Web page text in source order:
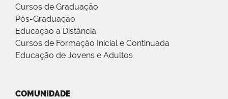
Cursos de Graduação
Pós-Graduação
Educação a Distância
Cursos de Formação Inicial e Continuada
Educação de Jovens e Adultos
COMUNIDADE